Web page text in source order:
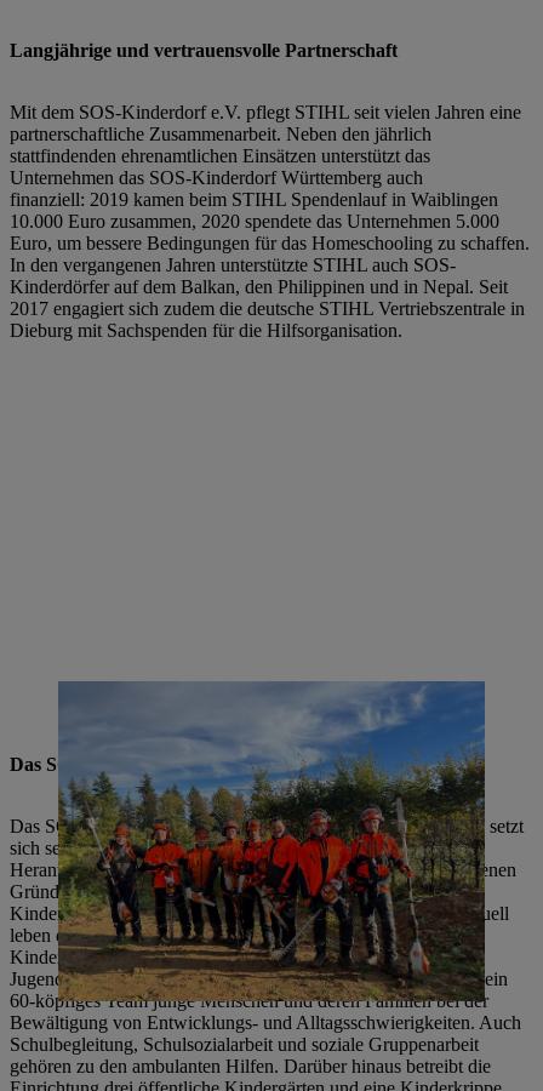
Langjährige und vertrauensvolle Partnerschaft
Mit dem SOS-Kinderdorf e.V. pflegt STIHL seit vielen Jahren eine
partnerschaftliche Zusammenarbeit. Neben den jährlich
stattfindenden ehrenamtlichen Einsätzen unterstützt das
Unternehmen das SOS-Kinderdorf Württemberg auch
finanziell: 2019 kamen beim STIHL Spendenlauf in Waiblingen
10.000 Euro zusammen, 2020 spendete das Unternehmen 5.000
Euro, um bessere Bedingungen für das Homeschooling zu schaffen.
In den vergangenen Jahren unterstützte STIHL auch SOS-
Kinderdörfer auf dem Balkan, den Philippinen und in Nepal. Seit
2017 engagiert sich zudem die deutsche STIHL Vertriebszentrale in
Dieburg mit Sachspenden für die Hilfsorganisation.
STIHL Mitarbeiter aus der Entwicklung waren einen Tag lang
ehrenamtlich im SOS-Kinderdorf Württemberg im Einsatz.
Das SOS-Kinderdorf Württemberg
Das SOS-Kinderdorf Württemberg in Schorndorf-Oberberken setzt
sich seit 1960 für Kinder, Jugendliche und Familien ein.
Heranwachsende, deren Herkunftsfamilien sich aus verschiedenen
Gründen nicht um sie kümmern könne, wachsen im SOS-
Kinderdorf Württemberg in einem familiären Umfeld auf. Aktuell
leben dort rund 85 Kinder und Jugendliche in neun SOS-
Kinderdorffamilien, fünf Wohngruppen und einer
Jugendwohngemeinschaft. Im ambulanten Bereich unterstützt ein
60-köpfiges Team junge Menschen und deren Familien bei der
Bewältigung von Entwicklungs- und Alltagsschwierigkeiten. Auch
Schulbegleitung, Schulsozialarbeit und soziale Gruppenarbeit
gehören zu den ambulanten Hilfen. Darüber hinaus betreibt die